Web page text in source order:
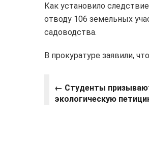
Как установило
отводу 106 земельных
садоводства.
В прокуратуре заявили,
← Студенты
экологическую